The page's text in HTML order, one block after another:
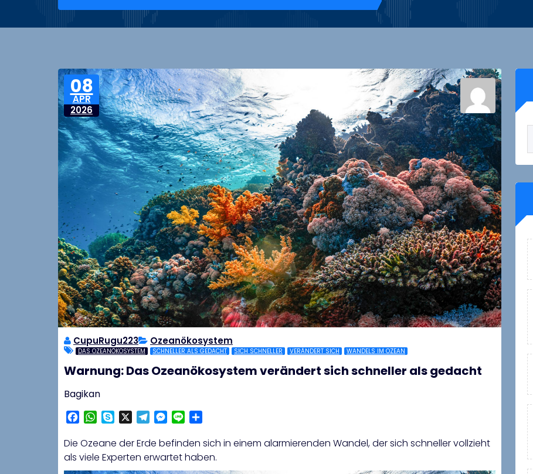
08
APR
2026
CupuRugu223 Ozeanökosystem
DAS OZEANÖKOSYSTEM SCHNELLER ALS GEDACHT SICH SCHNELLER VERÄNDERT SICH WANDELS IM OZEAN
Warnung: Das Ozeanökosystem verändert sich schneller als gedacht
Bagikan
Facebook
WhatsApp
Skype Telegram
Messenger
Line
Die Ozeane der Erde befinden sich in einem alarmierenden Wandel, der sich schneller vollzieht
als viele Experten erwartet haben.